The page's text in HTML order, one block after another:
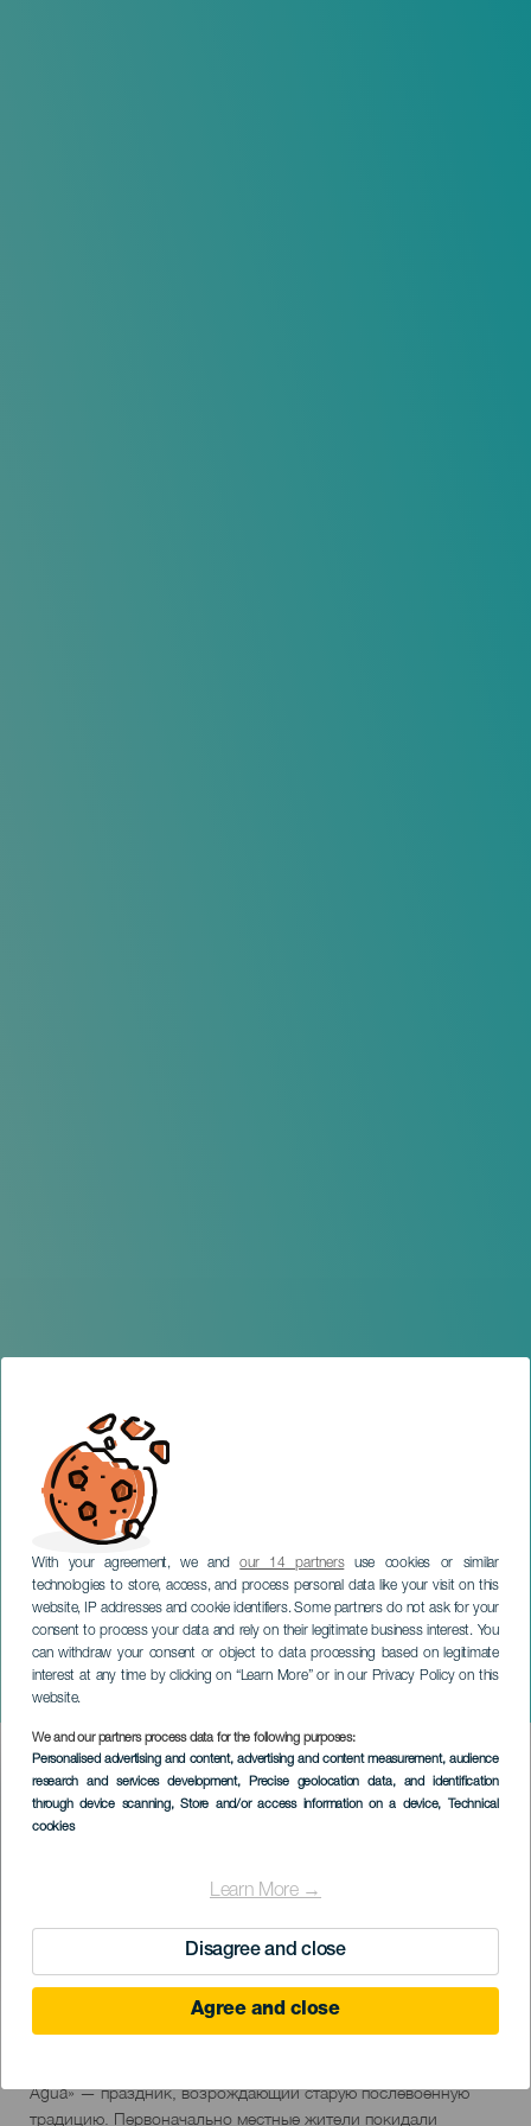
With your agreement, we andour 14 partnersuse cookies or similar
technologies to store, access, and process personal data like your visit on this
website, IP addresses and cookie identifiers. Some partners do not ask for your
consent to process your data and rely on their legitimate business interest. You
can withdraw your consent or object to data processing based on legitimate
interest at any time by clicking on “Learn More” or in our Privacy Policy on this
website.
We and our partners process data for the following purposes:
Personalised advertising and content, advertising and content measurement, audience
research and services development, Precise geolocation data, and identification
through device scanning, Store and/or access information on a device, Technical
cookies
Learn More →
Disagree and close
Agree and close
La traída del gofio
ГРАН-КАНАРИЯ
Imagen
Listado
26 September 2026
Descripción
evento
В рамках празднования Эль-Росарио в последнюю субботу
Agua» — праздник, возрождающий старую послевоенную
традицию. Первоначально местные жители покидали